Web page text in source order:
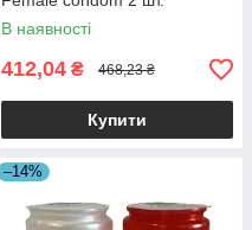
В наявності
412,04 ₴ 468,23 ₴
Купити
–14%